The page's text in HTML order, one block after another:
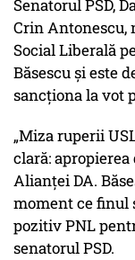
Senatorul PSD,
Crin Antonescu,
Social Liberală
Băsescu și este
sancționa la vot
„Miza ruperii
clară: apropierea
Alianței DA.
moment ce finul
pozitiv PNL
senatorul PSD.